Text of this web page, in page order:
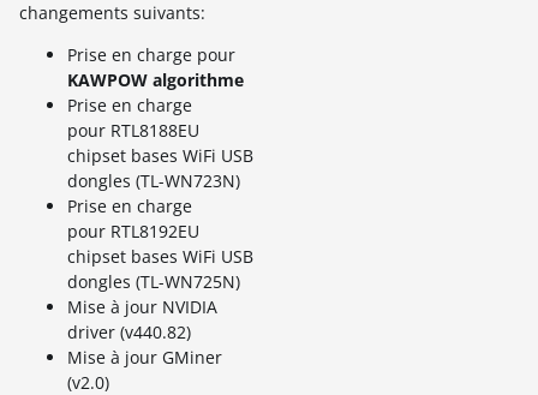
changements suivants:
Prise en charge pour
KAWPOW algorithme
Prise en charge
pour RTL8188EU
chipset bases WiFi USB
dongles (TL-WN723N)
Prise en charge
pour RTL8192EU
chipset bases WiFi USB
dongles (TL-WN725N)
Mise à jour NVIDIA
driver (v440.82)
Mise à jour GMiner
(v2.0)